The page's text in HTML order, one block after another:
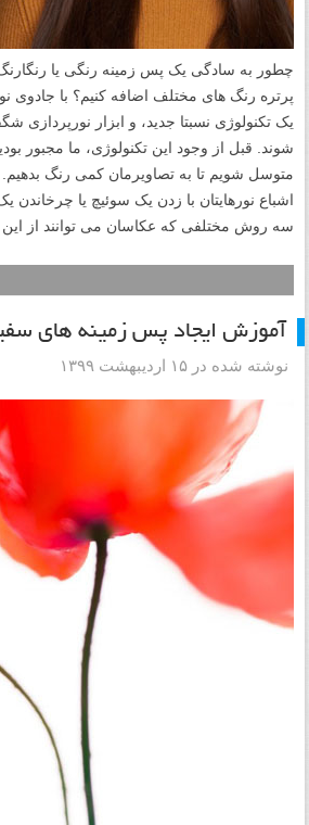
چطور به سادگی یک پس زمینه رنگی یا
یک تکنولوژی نسبتا جدید، و ابزار نورپردازی
شوند. قبل از وجود این تکنولوژی، ما مجبور
متوسل شویم تا به تصاویرمان کمی رنگ بدهیم.
اشباع نورهایتان با زدن یک سوئیچ یا
سه روش مختلفی که عکاسان می توانند از این
آموزش ایجاد پس زمینه های
نوشته شده در ۱۵ اردیبهشت ۱۳۹۹